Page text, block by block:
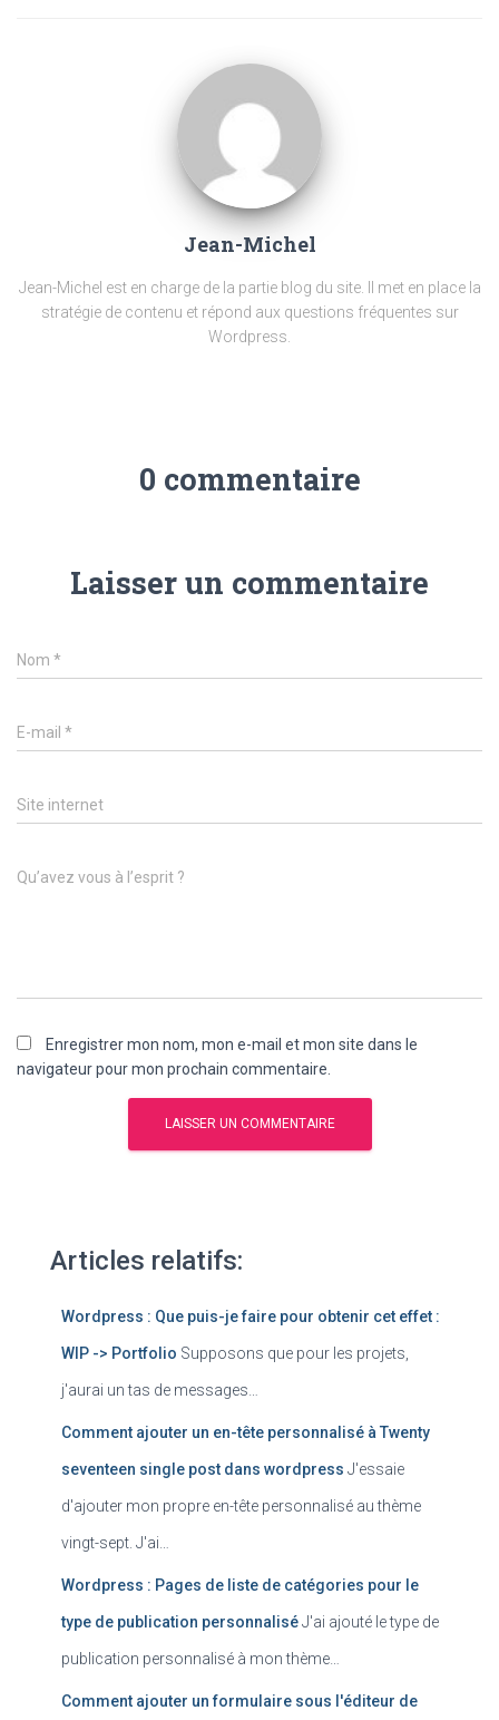
Jean-Michel
Jean-Michel est en charge de la partie blog du site. Il met en place la
stratégie de contenu et répond aux questions fréquentes sur
Wordpress.
0 commentaire
Laisser un commentaire
Nom *
E-mail *
Site internet
Qu’avez vous à l’esprit ?
Enregistrer mon nom, mon e-mail et mon site dans le
navigateur pour mon prochain commentaire.
Articles relatifs:
Wordpress : Que puis-je faire pour obtenir cet effet :
WIP -> Portfolio Supposons que pour les projets,
j'aurai un tas de messages…
Comment ajouter un en-tête personnalisé à Twenty
seventeen single post dans wordpress J'essaie
d'ajouter mon propre en-tête personnalisé au thème
vingt-sept. J'ai…
Wordpress : Pages de liste de catégories pour le
type de publication personnaliséJ'ai ajouté le type de
publication personnalisé à mon thème…
Comment ajouter un formulaire sous l'éditeur de